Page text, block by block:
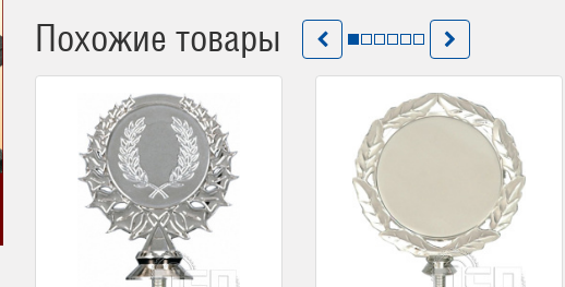
Похожие товары